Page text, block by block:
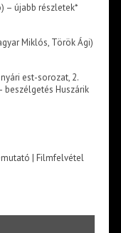
– újabb részletek*
Miklós, Török Ági)
est-sorozat, 2.
beszélgetés Huszárik
| Filmfelvétel